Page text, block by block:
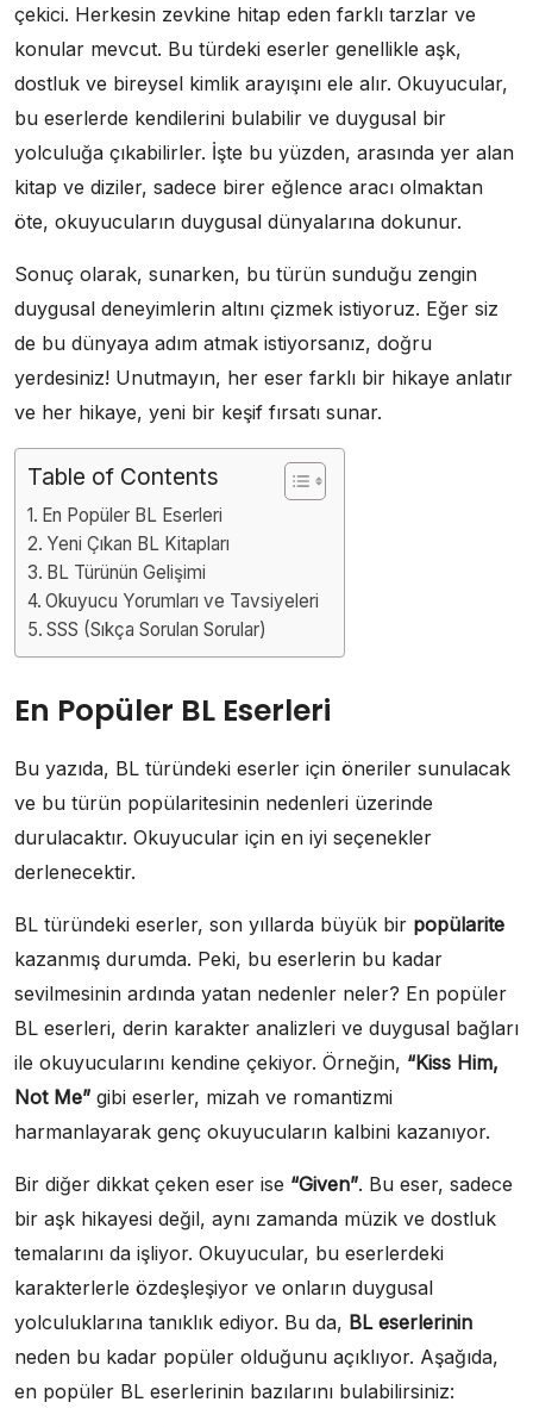
çekici. Herkesin zevkine hitap eden farklı tarzlar ve
konular mevcut. Bu türdeki eserler genellikle aşk,
dostluk ve bireysel kimlik arayışını ele alır. Okuyucular,
bu eserlerde kendilerini bulabilir ve duygusal bir
yolculuğa çıkabilirler. İşte bu yüzden, arasında yer alan
kitap ve diziler, sadece birer eğlence aracı olmaktan
öte, okuyucuların duygusal dünyalarına dokunur.
Sonuç olarak, sunarken, bu türün sunduğu zengin
duygusal deneyimlerin altını çizmek istiyoruz. Eğer siz
de bu dünyaya adım atmak istiyorsanız, doğru
yerdesiniz! Unutmayın, her eser farklı bir hikaye anlatır
ve her hikaye, yeni bir keşif fırsatı sunar.
Table of Contents
En Popüler BL Eserleri
Yeni Çıkan BL Kitapları
BL Türünün Gelişimi
Okuyucu Yorumları ve Tavsiyeleri
SSS (Sıkça Sorulan Sorular)
En Popüler BL Eserleri
Bu yazıda, BL türündeki eserler için öneriler sunulacak
ve bu türün popülaritesinin nedenleri üzerinde
durulacaktır. Okuyucular için en iyi seçenekler
derlenecektir.
BL türündeki eserler, son yıllarda büyük bir popülarite
kazanmış durumda. Peki, bu eserlerin bu kadar
sevilmesinin ardında yatan nedenler neler? En popüler
BL eserleri, derin karakter analizleri ve duygusal bağları
ile okuyucularını kendine çekiyor. Örneğin, “Kiss Him,
Not Me” gibi eserler, mizah ve romantizmi
harmanlayarak genç okuyucuların kalbini kazanıyor.
Bir diğer dikkat çeken eser ise “Given”. Bu eser, sadece
bir aşk hikayesi değil, aynı zamanda müzik ve dostluk
temalarını da işliyor. Okuyucular, bu eserlerdeki
karakterlerle özdeşleşiyor ve onların duygusal
yolculuklarına tanıklık ediyor. Bu da, BL eserlerinin
neden bu kadar popüler olduğunu açıklıyor. Aşağıda,
en popüler BL eserlerinin bazılarını bulabilirsiniz: